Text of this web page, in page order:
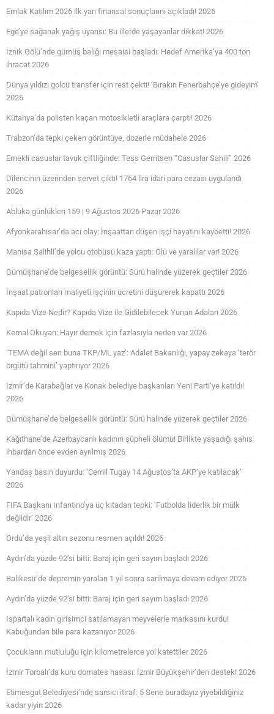
Emlak Katılım 2026 ilk yarı finansal sonuçlarını açıkladı! 2026
Ege’ye sağanak yağış uyarısı: Bu illerde yaşayanlar dikkat! 2026
İznik Gölü’nde gümüş balığı mesaisi başladı: Hedef Amerika’ya 400 ton
ihracat 2026
Dünya yıldızı golcü transfer için rest çekti! ‘Bırakın Fenerbahçe’ye gideyim’
2026
Kütahya’da polisten kaçan motosikletli araçlara çarptı! 2026
Trabzon’da tepki çeken görüntüye, dozerle müdahele 2026
Emekli casuslar tavuk çiftliğinde: Tess Gerritsen “Casuslar Sahili” 2026
Dilencinin üzerinden servet çıktı! 1764 lira idari para cezası uygulandı
2026
Abluka günlükleri 159 | 9 Ağustos 2026 Pazar 2026
Afyonkarahisar’da acı olay: İnşaattan düşen işçi hayatını kaybetti! 2026
Manisa Salihli’de yolcu otobüsü kaza yaptı: Ölü ve yaralılar var! 2026
Gümüşhane’de belgesellik görüntü: Sürü halinde yüzerek geçtiler 2026
İnşaat patronları maliyeti işçinin ücretini düşürerek kapattı 2026
Kapıda Vize Nedir? Kapıda Vize ile Gidilebilecek Yunan Adaları 2026
Kemal Okuyan: Hayır demek için fazlasıyla neden var 2026
‘TEMA değil sen buna TKP/ML yaz’: Adalet Bakanlığı, yapay zekaya ‘terör
örgütü tahmini’ yaptırıyor 2026
İzmir’de Karabağlar ve Konak belediye başkanları Yeni Parti’ye katıldı!
2026
Gümüşhane’de belgesellik görüntü: Sürü halinde yüzerek geçtiler 2026
Kağıthane’de Azerbaycanlı kadının şüpheli ölümü! Birlikte yaşadığı şahıs
ihbardan önce evden ayrılmış 2026
Yandaş basın duyurdu: ‘Cemil Tugay 14 Ağustos’ta AKP’ye katılacak’
2026
FIFA Başkanı Infantino’ya üç kıtadan tepki: ‘Futbolda liderlik bir mülk
değildir’ 2026
Ordu’da yeşil altın sezonu resmen açıldı! 2026
Aydın’da yüzde 92’si bitti: Baraj için geri sayım başladı 2026
Balıkesir’de depremin yaraları 1 yıl sonra sarılmaya devam ediyor 2026
Aydın’da yüzde 92’si bitti: Baraj için geri sayım başladı 2026
Ispartalı kadın girişimci satılamayan meyvelerle markasını kurdu!
Kabuğundan bile para kazanıyor 2026
Çocukların mutluluğu için kilometrelerce yol katettiler 2026
İzmir Torbalı’da kuru domates hasası: İzmir Büyükşehir’den destek! 2026
Etimesgut Belediyesi’nde sarsıcı itiraf: 5 Sene buradayız yiyebildiğiniz
kadar yiyin 2026